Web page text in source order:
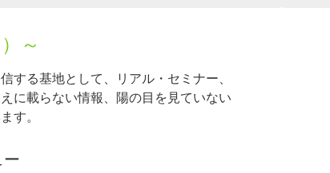
～
る基地として、リアル・セミナー、
に載らない情報、陽の目を見ていない
す。
ー